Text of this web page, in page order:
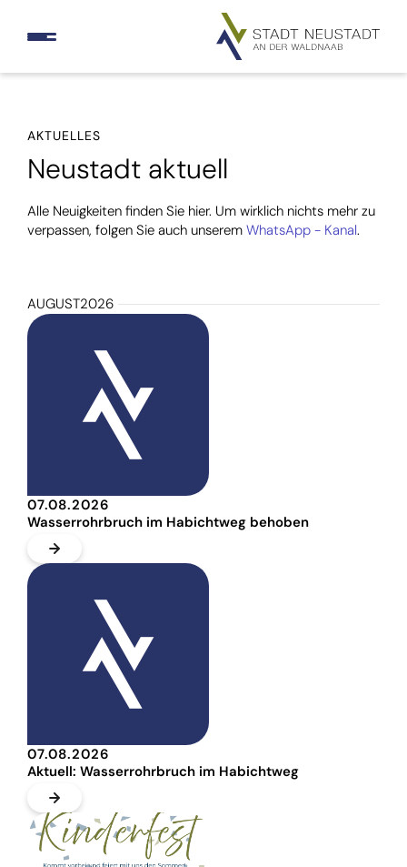
AKTUELLES
Neustadt aktuell
Alle Neuigkeiten finden Sie hier. Um wirklich nichts mehr zu
verpassen, folgen Sie auch unserem WhatsApp - Kanal.
AUGUST2026
07.08.2026
Wasserrohrbruch im Habichtweg behoben
07.08.2026
Aktuell: Wasserrohrbruch im Habichtweg